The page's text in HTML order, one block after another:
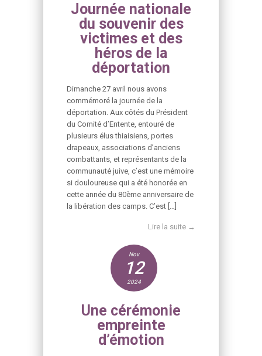
Journée nationale
du souvenir des
victimes et des
héros de la
déportation
Dimanche 27 avril nous avons
commémoré la journée de la
déportation. Aux côtés du Président
du Comité d’Entente, entouré de
plusieurs élus thiaisiens, portes
drapeaux, associations d’anciens
combattants, et représentants de la
communauté juive, c’est une mémoire
si douloureuse qui a été honorée en
cette année du 80ème anniversaire de
la libération des camps. C’est […]
Lire la suite →
Nov
12
2024
Une cérémonie
empreinte
d’émotion